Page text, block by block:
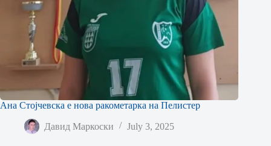
Ана Стојчевска е нова ракометарка на Пелистер
Давид Маркоски July 3, 2025